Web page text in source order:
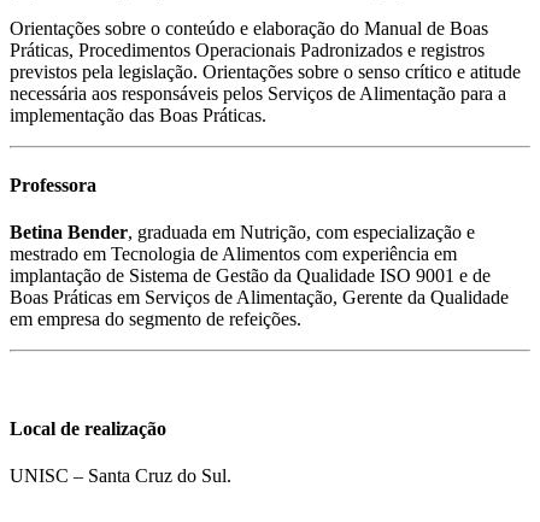
Orientações sobre o conteúdo e elaboração do Manual de Boas
Práticas, Procedimentos Operacionais Padronizados e registros
previstos pela legislação. Orientações sobre o senso crítico e atitude
necessária aos responsáveis pelos Serviços de Alimentação para a
implementação das Boas Práticas.
Professora
Betina Bender, graduada em Nutrição, com especialização e
mestrado em Tecnologia de Alimentos com experiência em
implantação de Sistema de Gestão da Qualidade ISO 9001 e de
Boas Práticas em Serviços de Alimentação, Gerente da Qualidade
em empresa do segmento de refeições.
Local de realização
UNISC – Santa Cruz do Sul.